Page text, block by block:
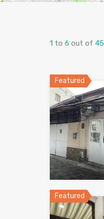
1 to 6 out of 45
Featured
Featured